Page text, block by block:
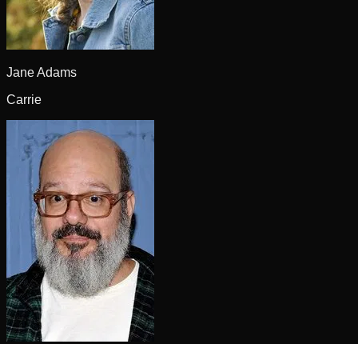
Jane Adams
Carrie